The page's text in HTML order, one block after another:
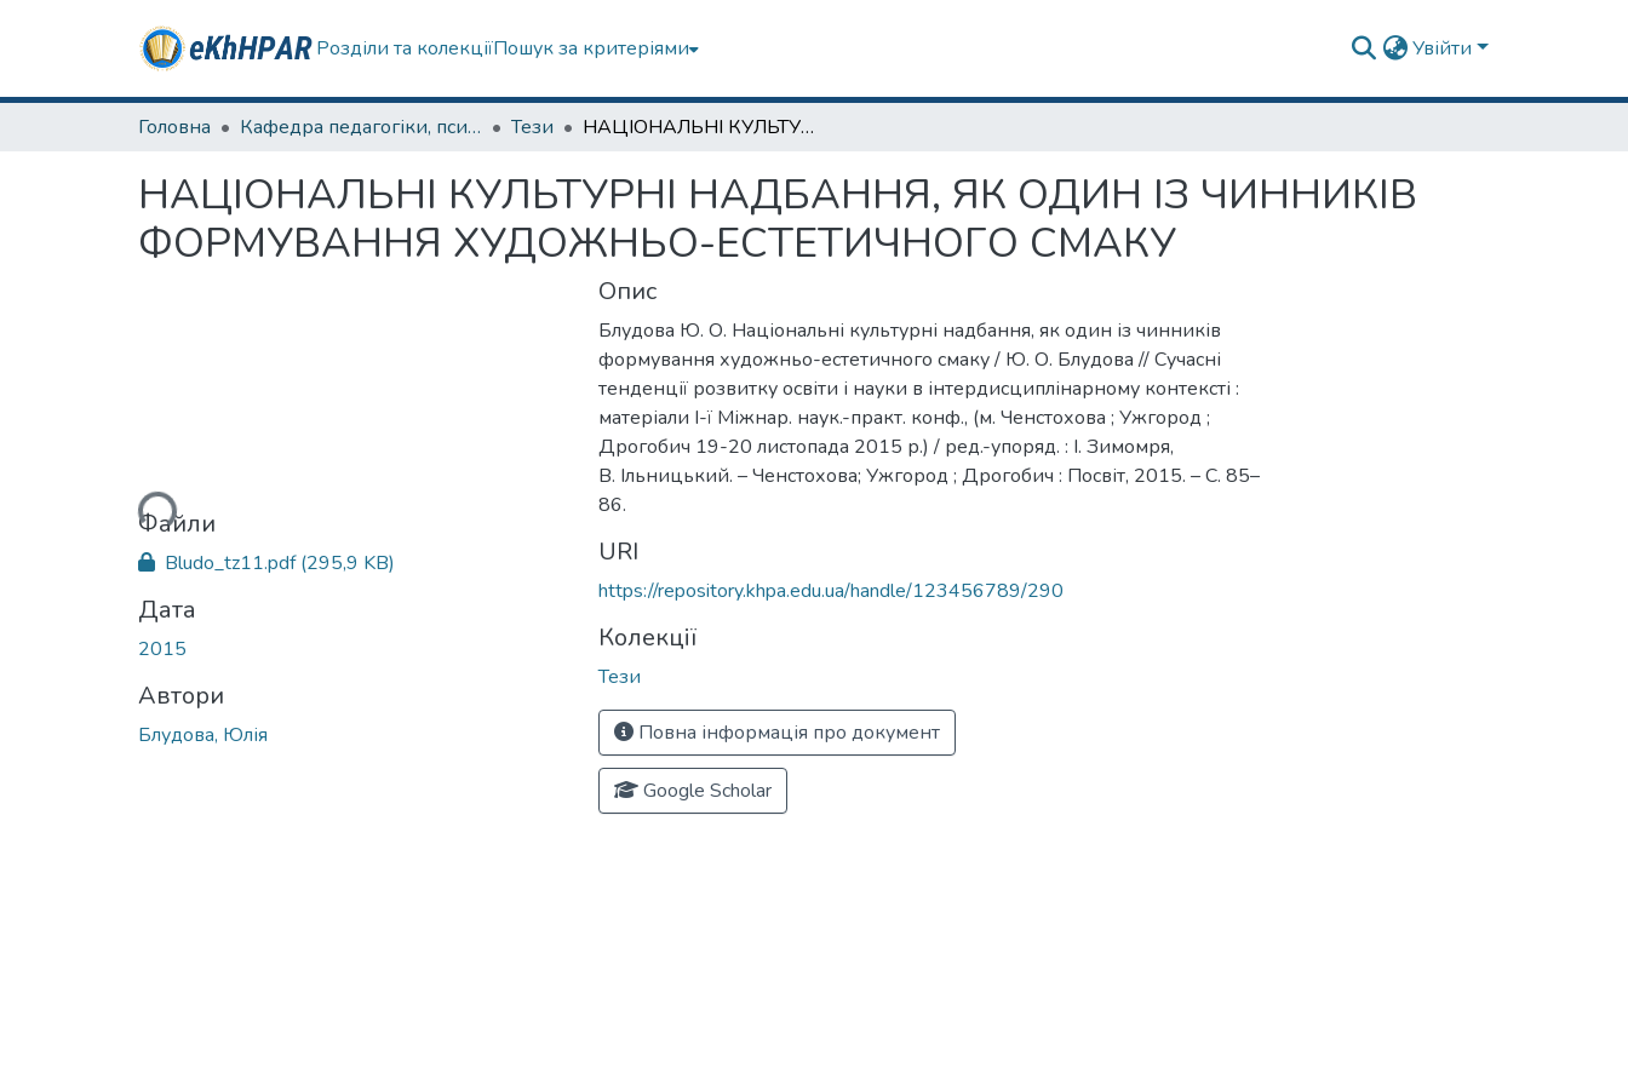
Розділи та колекціїПошук за критеріями Увійти
Головна Кафедра педагогіки, психології, початкової освіти та освітнього менеджменту Тези НАЦІОНАЛЬНІ КУЛЬТУРНІ НАДБАННЯ, ЯК ОДИН ІЗ ЧИННИКІВ ФОРМУВАННЯ ХУДОЖНЬО-ЕСТЕТИЧНОГО СМАКУ
НАЦІОНАЛЬНІ КУЛЬТУРНІ НАДБАННЯ, ЯК ОДИН ІЗ ЧИННИКІВ
ФОРМУВАННЯ ХУДОЖНЬО-ЕСТЕТИЧНОГО СМАКУ
Вантажиться...Файли
Bludo_tz11.pdf(295,9 KB)
Дата
2015
Автори
Блудова, Юлія
Опис
Блудова Ю. О. Національні культурні надбання, як один із чинників
формування художньо-естетичного смаку / Ю. О. Блудова // Сучасні
тенденції розвитку освіти і науки в інтердисциплінарному контексті :
матеріали І-ї Міжнар. наук.-практ. конф., (м. Ченстохова ; Ужгород ;
Дрогобич 19-20 листопада 2015 р.) / ред.-упоряд. : І. Зимомря,
В. Ільницький. – Ченстохова; Ужгород ; Дрогобич : Посвіт, 2015. – С. 85–
86.
URI
https://repository.khpa.edu.ua/handle/123456789/290
Колекції
Тези
Повна інформація про документ
Google Scholar